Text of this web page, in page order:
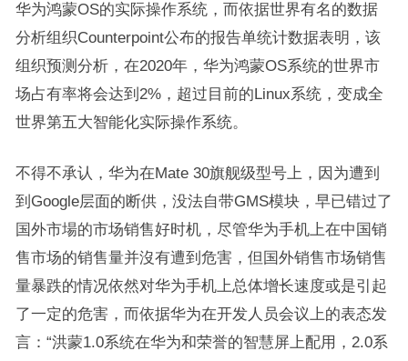
华为鸿蒙OS的实际操作系统，而依据世界有名的数据
分析组织Counterpoint公布的报告单统计数据表明，该
组织预测分析，在2020年，华为鸿蒙OS系统的世界市
场占有率将会达到2%，超过目前的Linux系统，变成全
世界第五大智能化实际操作系统。
不得不承认，华为在Mate 30旗舰级型号上，因为遭到
到Google层面的断供，没法自带GMS模块，早已错过了
国外市場的市场销售好时机，尽管华为手机上在中国销
售市场的销售量并沒有遭到危害，但国外销售市场销售
量暴跌的情况依然对华为手机上总体增长速度或是引起
了一定的危害，而依据华为在开发人员会议上的表态发
言：“洪蒙1.0系统在华为和荣誉的智慧屏上配用，2.0系